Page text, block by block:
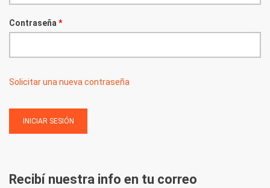
Contraseña*
Solicitar una nueva contraseña
Recibí nuestra info en tu correo